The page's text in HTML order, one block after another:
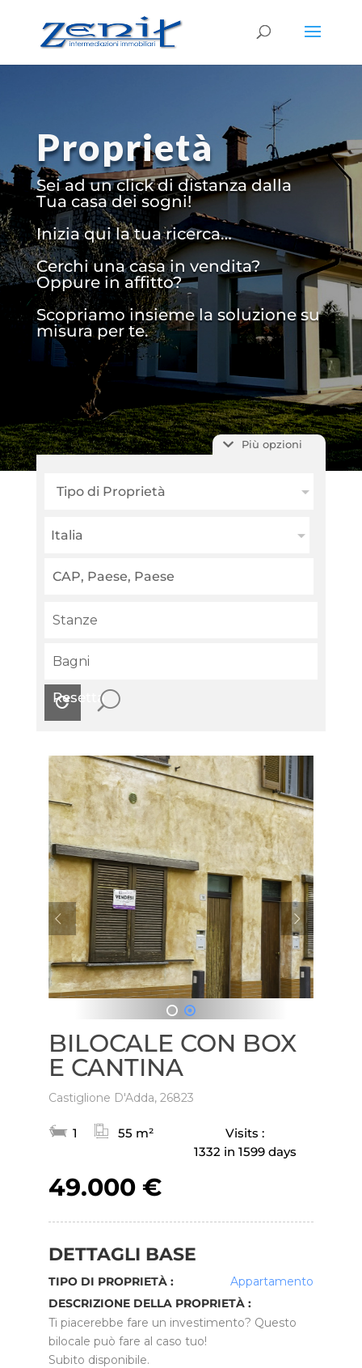
Proprietà
Sei ad un click di distanza dalla
Tua casa dei sogni!
Inizia qui la tua ricerca…
Cerchi una casa in vendita?
Oppure in affitto?
Scopriamo insieme la soluzione su
misura per te.
Tipo di Proprietà
Italia
Resetta
Più opzioni
1 2
BILOCALE CON BOX
E CANTINA
Castiglione D'Adda, 26823
1 55 m²
Visits :
1332 in 1599 days
49.000 €
DETTAGLI BASE
TIPO DI PROPRIETÀ :
Appartamento
DESCRIZIONE DELLA PROPRIETÀ :
Ti piacerebbe fare un investimento? Questo
bilocale può fare al caso tuo!
Subito disponibile.